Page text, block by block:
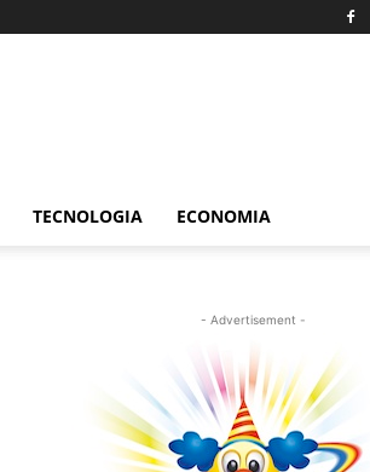
TECNOLOGIA ECONOMIA
- Advertisement -